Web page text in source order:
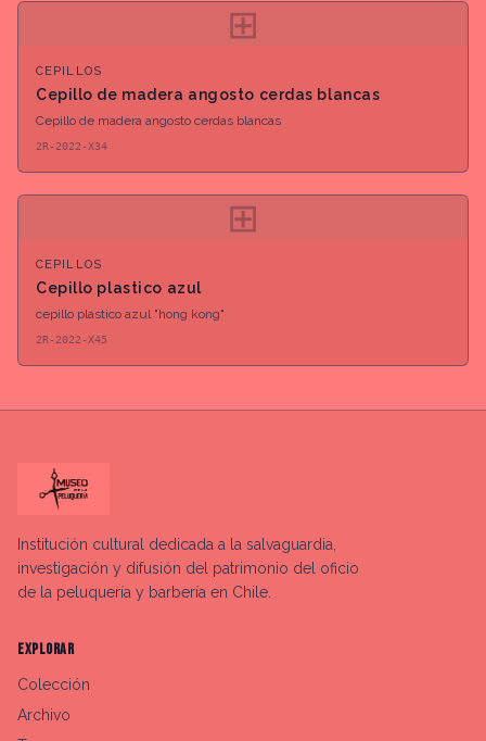
⊞
CEPILLOS
Cepillo de madera angosto cerdas blancas
Cepillo de madera angosto cerdas blancas
2R-2022-X34
⊞
CEPILLOS
Cepillo plastico azul
cepillo plastico azul "hong kong"
2R-2022-X45
Institución cultural dedicada a la salvaguardia,
investigación y difusión del patrimonio del oficio
de la peluquería y barbería en Chile.
EXPLORAR
Colección
Archivo